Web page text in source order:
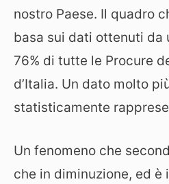
nostro Paese. Il quadro
basa sui dati ottenuti da
76% di tutte le Procure
d’Italia. Un dato molto
statisticamente
Un fenomeno che
che in diminuzione, ed è